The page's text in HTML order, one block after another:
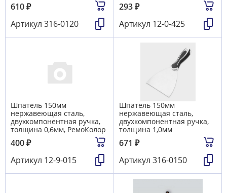
610₽
Артикул 316-0120
293₽
Артикул 12-0-425
Шпатель 150мм
нержавеющая сталь,
двухкомпонентная ручка,
толщина 0,6мм, РемоКолор
400₽
Артикул 12-9-015
Шпатель 150мм
нержавеющая сталь,
двухкомпонентная ручка,
толщина 1,0мм
671 ₽
Артикул 316-0150